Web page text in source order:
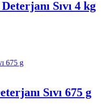
Sıvı 4 kg
Sıvı 675 g